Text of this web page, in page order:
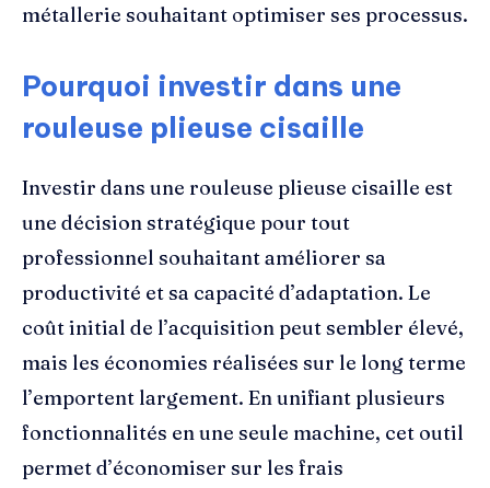
métallerie souhaitant optimiser ses processus.
Pourquoi investir dans une
rouleuse plieuse cisaille
Investir dans une rouleuse plieuse cisaille est
une décision stratégique pour tout
professionnel souhaitant améliorer sa
productivité et sa capacité d’adaptation. Le
coût initial de l’acquisition peut sembler élevé,
mais les économies réalisées sur le long terme
l’emportent largement. En unifiant plusieurs
fonctionnalités en une seule machine, cet outil
permet d’économiser sur les frais